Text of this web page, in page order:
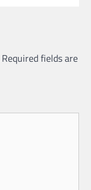
Required fields are